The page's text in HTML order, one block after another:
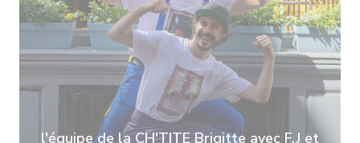
l'équipe de la CH'TITE Brigitte avec F.J et